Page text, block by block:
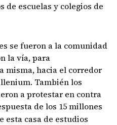
escuelas y colegios de
se fueron a la comunidad
la vía, para
misma, hacia el corredor
También los
a protestar en contra
de los 15 millones
esta casa de estudios